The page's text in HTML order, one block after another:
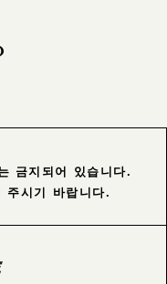
금지되어 있습니다.
주시기 바랍니다.